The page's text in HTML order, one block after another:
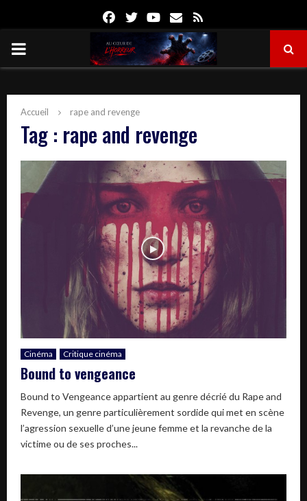
FacebookTwitterYoutube
Email
PRIMARY
Accueil rape and revenge
Tag : rape and revenge
Cinéma Critique cinéma
Bound to vengeance
Bound to Vengeance appartient au genre décrié du Rape and
Revenge, un genre particulièrement sordide qui met en scène
l’agression sexuelle d’une jeune femme et la revanche de la
victime ou de ses proches...